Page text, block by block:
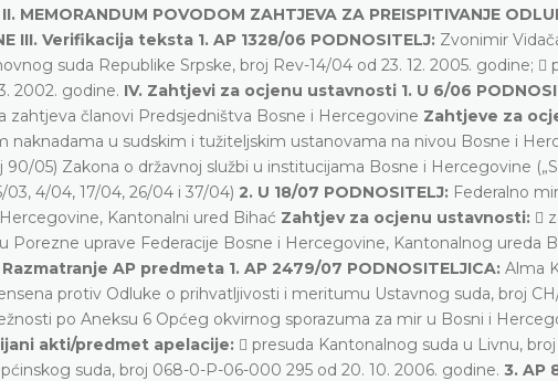
POVODOM ZAHTJEVA ZA PREISPITIVANJE
III. Verifikacija teksta 1. AP 1328/06 PODNOSITELJ: Zvonimir
suda Republike Srpske, broj Rev-14/04 od 23. 12. 2005. godine;
2002. godine. IV. Zahtjevi za ocjenu ustavnosti 1. U 6/06
zahtjeva članovi Predsjedništva Bosne i Hercegovine Zahtjeve za
naknadama u sudskim i tužiteljskim ustanovama na nivou Bosne i
90/05) Zakona o državnoj službi u institucijama Bosne i Hercegovine
03, 4/04, 17/04, 26/04 i 37/04) 2. U 18/07 PODNOSITELJ: Federalno
Kantonalni ured Bihać Zahtjev za ocjenu ustavnosti: 
Porezne uprave Federacije Bosne i Hercegovine, Kantonalnog ureda
Razmatranje AP predmeta 1. AP 2479/07 PODNOSITELJICA: Alma
protiv Odluke o prihvatljivosti i meritumu Ustavnog suda, broj CH/
po Aneksu 6 Općeg okvirnog sporazuma za mir u Bosni i
akti/predmet apelacije:  presuda Kantonalnog suda u Livnu,
suda, broj 068-0-P-06-000 295 od 20. 10. 2006. godine. 3. AP